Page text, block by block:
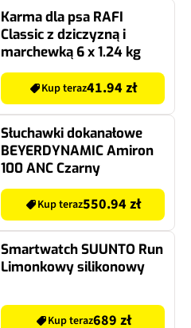
Karma dla psa RAFI
Classic z dziczyzną i
marchewką 6 x 1.24 kg
Kup teraz41.94 zł
Słuchawki dokanałowe
BEYERDYNAMIC Amiron
100 ANC Czarny
Kup teraz550.94 zł
Smartwatch SUUNTO Run
Limonkowy silikonowy
Kup teraz689 zł